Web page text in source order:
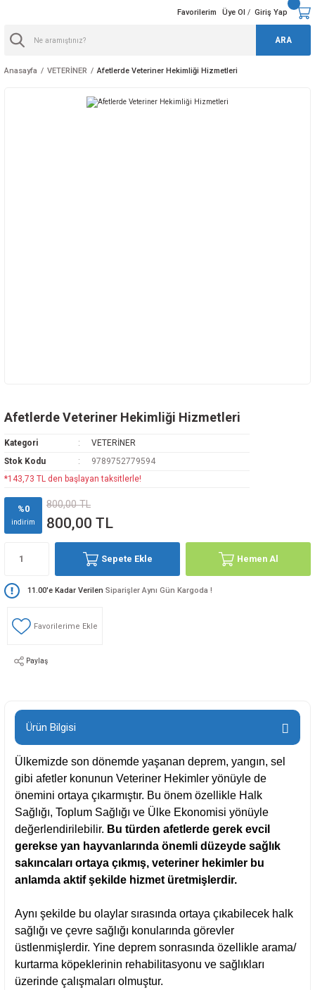
ARA
Favorilerim Üye Ol / Giriş Yap
Anasayfa VETERİNER Afetlerde Veteriner Hekimliği Hizmetleri
Afetlerde Veteriner Hekimliği Hizmetleri
Kategori
VETERİNER
Stok Kodu
9789752779594
*143,73 TL den başlayan taksitlerle!
%0
indirim
800,00 TL
800,00 TL
Sepete Ekle Hemen Al
11.00'e Kadar Verilen Siparişler Aynı Gün Kargoda !
Paylaş
Ürün Bilgisi
Ülkemizde son dönemde yaşanan deprem, yangın, sel
gibi afetler konunun Veteriner Hekimler yönüyle de
önemini ortaya çıkarmıştır. Bu önem özellikle Halk
Sağlığı, Toplum Sağlığı ve Ülke Ekonomisi yönüyle
değerlendirilebilir. Bu türden afetlerde gerek evcil
gerekse yan hayvanlarında önemli düzeyde sağlık
sakıncaları ortaya çıkmış, veteriner hekimler bu
anlamda aktif şekilde hizmet üretmişlerdir.
Aynı şekilde bu olaylar sırasında ortaya çıkabilecek halk
sağlığı ve çevre sağlığı konularında görevler
üstlenmişlerdir. Yine deprem sonrasında özellikle arama/
kurtarma köpeklerinin rehabilitasyonu ve sağlıkları
üzerinde çalışmaları olmuştur.